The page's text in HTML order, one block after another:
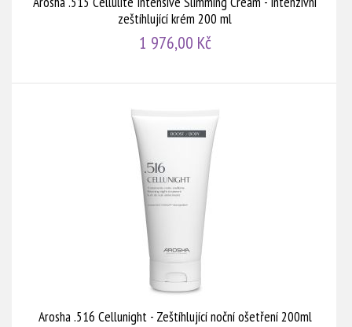
zeštíhlující krém 200 ml
1 976,00 Kč
Arosha .516 Cellunight - Zeštíhlující noční ošetření 200ml